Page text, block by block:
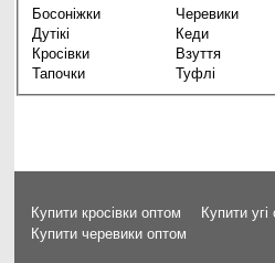
Босоніжки Черевики
Дутікі
Кеди
Кросівки
Взуття
Тапочки
Туфлі
Купити кросівки оптом
Купити угі
Купити черевики оптом